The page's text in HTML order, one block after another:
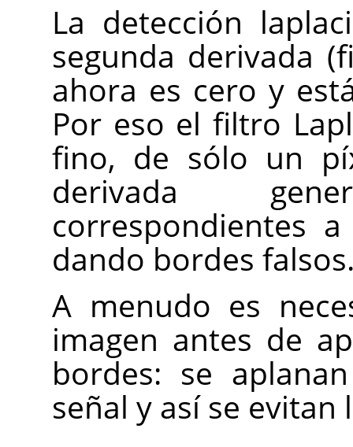
La detección
segunda derivada
ahora es cero y
Por eso el filtro
fino, de sólo un
derivada
correspondientes
dando bordes
A menudo es
imagen antes de
bordes: se
señal y así se